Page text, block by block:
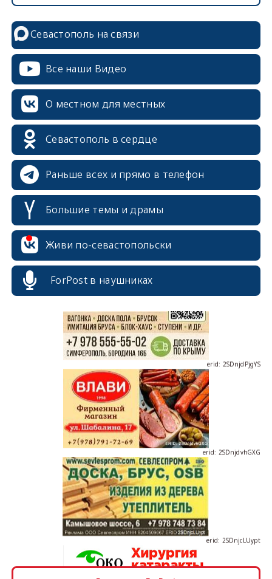
Севастополь на связи
Все наши Видео
О местном для местных
Севастополь в сердце
Раньше всех и прямо в телефон
Большие темы и драмы
Живи по-севастопольски
ForPost в наушниках
erid: 2SDnjdPjgYS
erid: 2SDnjdvhGXG